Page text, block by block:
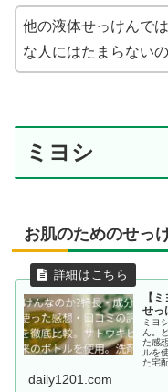
他の液体せっけんで
な人にはたまらないの
ミヨシ
お肌のためのせっ
【
せっ
ミヨ
ん。
た感
ルを
た宅
daily1201.com